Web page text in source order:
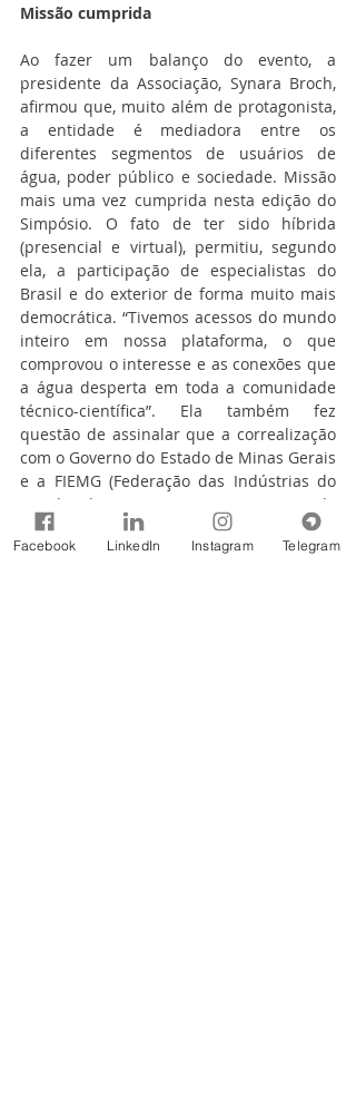
Missão cumprida
Ao fazer um balanço do evento, a
presidente da Associação, Synara Broch,
afirmou que, muito além de protagonista,
a entidade é mediadora entre os
diferentes segmentos de usuários de
água, poder público e sociedade. Missão
mais uma vez cumprida nesta edição do
Simpósio. O fato de ter sido híbrida
(presencial e virtual), permitiu, segundo
ela, a participação de especialistas do
Brasil e do exterior de forma muito mais
democrática. “Tivemos acessos do mundo
inteiro em nossa plataforma, o que
comprovou o interesse e as conexões que
a água desperta em toda a comunidade
técnico-científica”. Ela também fez
questão de assinalar que a correalização
com o Governo do Estado de Minas Gerais
e a FIEMG (Federação das Indústrias do
Estado de Minas Gerais) e apoio de
parceiros foram fundamentais para o
sucesso do Simpósio.
Facebook LinkedIn Instagram Telegram